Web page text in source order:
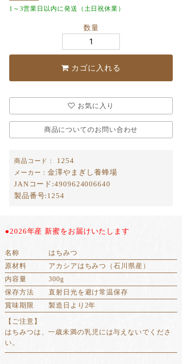
1～3営業日以内に発送（土日祝休業）
数量
カゴに入れる
お気に入り
商品についてのお問い合わせ
商品コード： 1254
メーカー：金澤やまぎし養蜂場
JANコード:4909624006640
製品番号:1254
●2026年産 新蜜をお届けいたします
名称
はちみつ
原材料
アカシアはちみつ（石川県産）
内容量
300g
保存方法
直射日光を避け常温保存
賞味期限
製造日より2年
【ご注意】
はちみつは、一歳未満の乳児には与えないでくださ
い。